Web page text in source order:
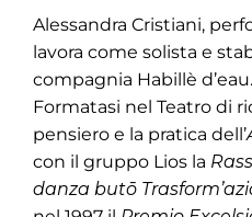
Alessandra Cristiani,
lavora come solista e
compagnia Habillè d’eau.
Formatasi nel Teatro di
pensiero e la pratica dell’
con il gruppo Lios la
danza butō